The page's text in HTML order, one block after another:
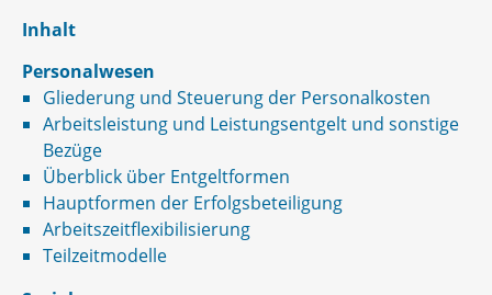
Inhalt
Personalwesen
Gliederung und Steuerung der Personalkosten
Arbeitsleistung und Leistungsentgelt und sonstige
Bezüge
Überblick über Entgeltformen
Hauptformen der Erfolgsbeteiligung
Arbeitszeitflexibilisierung
Teilzeitmodelle